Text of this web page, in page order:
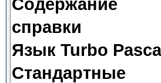
Содержание
справки
Язык Turbo
Стандартные